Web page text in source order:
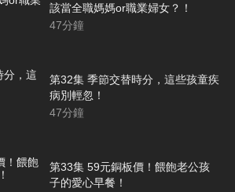
該當全職媽媽or職業婦女？！
47分鐘
第32集 季節交替時分，這些孩童疾
病別輕忽！
47分鐘
第33集 59元銅板價！餵飽老公孩
子的愛心早餐！